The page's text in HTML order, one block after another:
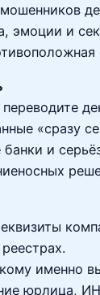
эмоции и
«сразу
и
именно
юрлица,